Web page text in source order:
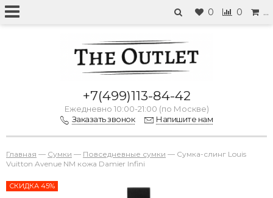
0 0 …
+7(499)113-84-42
Ежедневно 10:00-21:00 (по Москве)
Заказать звонок
Напишите нам
Главная — Сумки — Повседневные сумки — Сумка-слинг Louis
Vuitton Avenue NM кожа Damier Infini
СКИДКА 45%